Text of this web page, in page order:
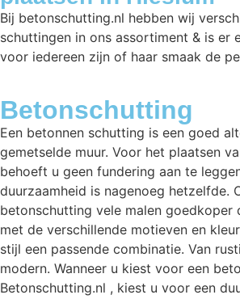
Bij betonschutting.nl hebben wij
schuttingen in ons assortiment & is er
voor iedereen zijn of haar smaak de
Betonschutting
Een betonnen schutting is een goed
gemetselde muur. Voor het plaatsen
behoeft u geen fundering aan te
duurzaamheid is nagenoeg hetzelfde.
betonschutting vele malen goedkoper
met de verschillende motieven en
stijl een passende combinatie. Van
modern. Wanneer u kiest voor een
Betonschutting.nl , kiest u voor een